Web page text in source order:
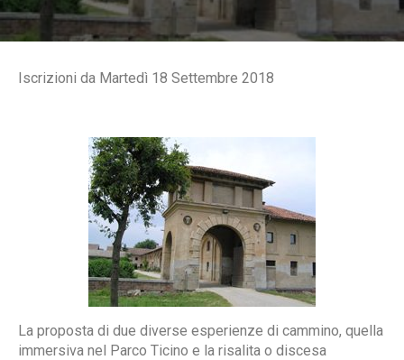
Iscrizioni da Martedì 18 Settembre 2018
La proposta di due diverse esperienze di cammino, quella
immersiva nel Parco Ticino e la risalita o discesa